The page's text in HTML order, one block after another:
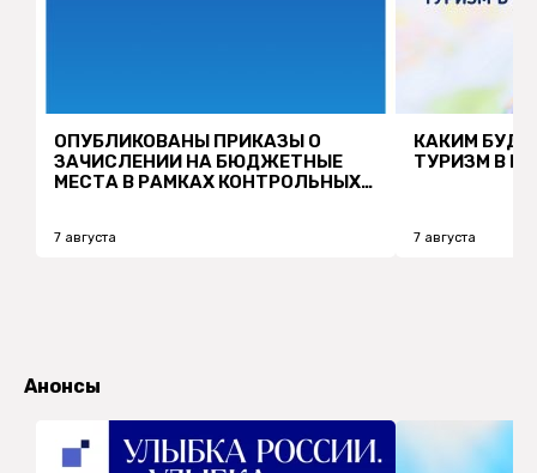
ОПУБЛИКОВАНЫ ПРИКАЗЫ О
ЗАЧИСЛЕНИИ НА БЮДЖЕТНЫЕ
МЕСТА В РАМКАХ КОНТРОЛЬНЫХ
7 августа
КАКИМ
ТУРИЗМ В
7 августа
Анонсы